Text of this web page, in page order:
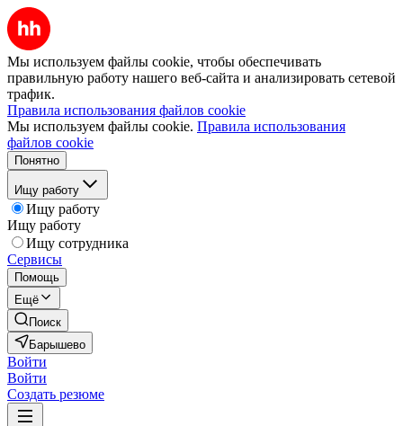
Мы используем файлы cookie, чтобы обеспечивать
правильную работу нашего веб-сайта и анализировать сетевой
трафик.
Правила использования файлов cookie
Мы используем файлы cookie. Правила использования
файлов cookie
Понятно
Ищу работу
Ищу работу
Ищу работу
Ищу сотрудника
Сервисы
Помощь
Ещё
Поиск
Барышево
Войти
Войти
Создать резюме